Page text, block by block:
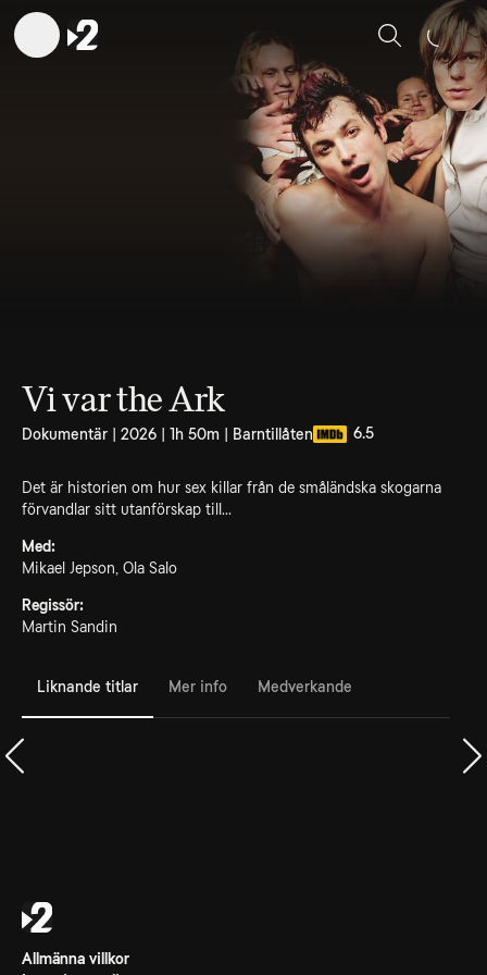
Sök
Vi var the Ark
Dokumentär | 2026 | 1h 50m | Barntillåten 6.5
Det är historien om hur sex killar från de småländska skogarna
förvandlar sitt utanförskap till...
Med:
Mikael Jepson, Ola Salo
Regissör:
Martin Sandin
Liknande titlar Mer info Medverkande
Allmänna villkor